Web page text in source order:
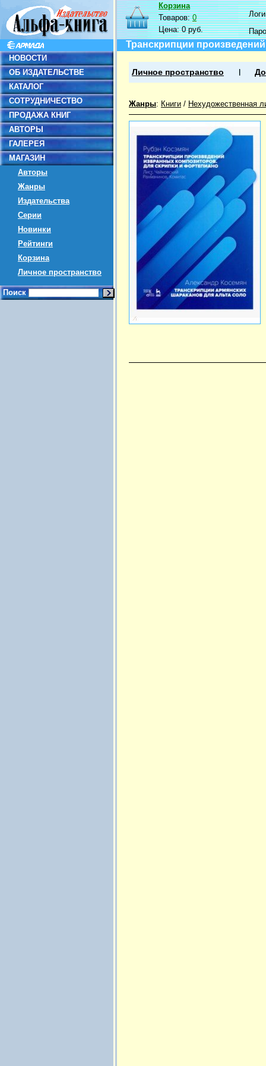
НОВОСТИ
ОБ ИЗДАТЕЛЬСТВЕ
КАТАЛОГ
СОТРУДНИЧЕСТВО
ПРОДАЖА КНИГ
АВТОРЫ
ГАЛЕРЕЯ
МАГАЗИН
Авторы
Жанры
Издательства
Серии
Новинки
Рейтинги
Корзина
Личное пространство
Поиск
Корзина
Товаров:0
Цена:0 руб.
Транскрипции
Личное пространство
Жанры: Книги / Нехудожественная